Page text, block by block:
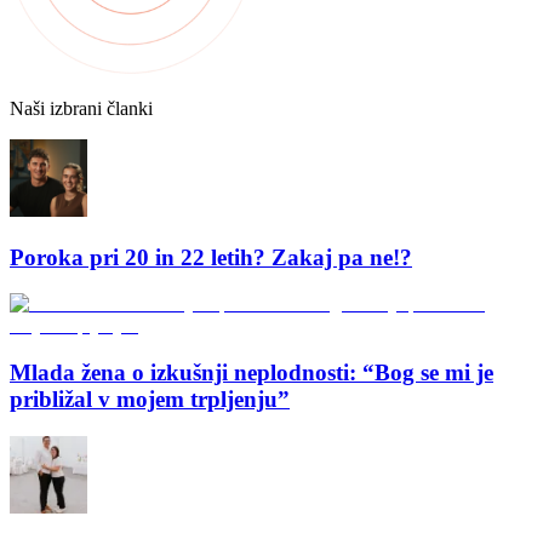
Naši izbrani članki
Poroka pri 20 in 22 letih? Zakaj pa ne!?
Mlada žena o izkušnji neplodnosti: “Bog se mi je
približal v mojem trpljenju”